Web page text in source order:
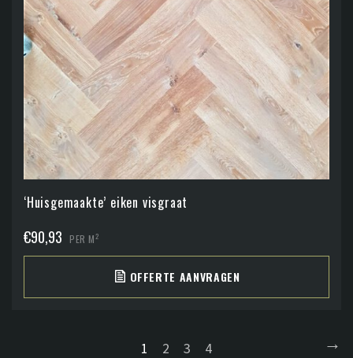
‘Huisgemaakte’ eiken visgraat
€90,93 PER M2
OFFERTE AANVRAGEN
1 2 3 4 →